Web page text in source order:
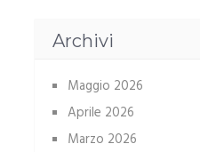
Archivi
Maggio 2026
Aprile 2026
Marzo 2026